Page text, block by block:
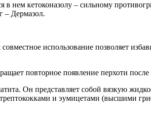
нем кетоконазолу – сильному
– Дермазол.
использование позволяет
повторное появление перхоти после
Он представляет собой вязкую
и эумицетами (высшими